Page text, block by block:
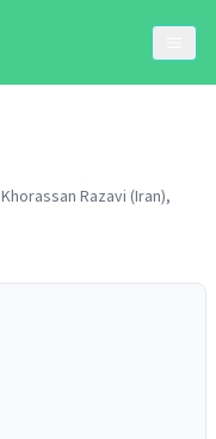
Razavi (Iran),